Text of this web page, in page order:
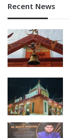
Recent News